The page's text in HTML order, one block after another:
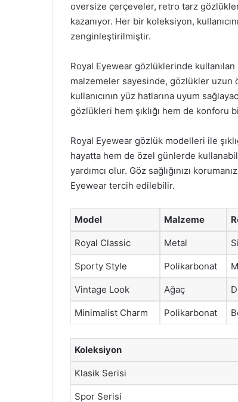
oversize çerçeveler, retro tarz
kazanıyor. Her bir koleksiyon,
zenginleştirilmiştir.
Royal Eyewear gözlüklerinde
malzemeler sayesinde, gözlükler uzun
kullanıcının yüz hatlarına uyum
gözlükleri hem şıklığı hem de konforu
Royal Eyewear gözlük modelleri ile
hayatta hem de özel günlerde
yardımcı olur. Göz sağlığınızı
Eyewear tercih edilebilir.
Model Malzeme
Royal Classic Metal
Sporty Style Polikarbonat
Vintage Look Ağaç
Minimalist Charm Polikarbonat
Koleksiyon
Klasik Serisi
Spor Serisi